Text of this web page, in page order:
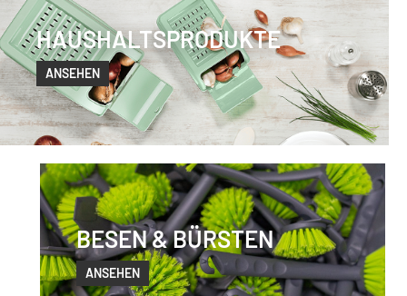
HAUSHALTSPRODUKTE
ANSEHEN
BESEN & BÜRSTEN
ANSEHEN